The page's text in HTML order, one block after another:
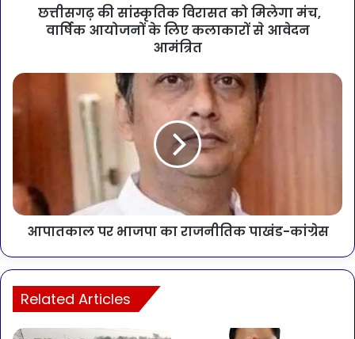
छत्तीसगढ़ की सांस्कृतिक विरासत को मिलेगा मंच,
वार्षिक आयोजनों के लिए कलाकारों से आवेदन
आमंत्रित
आपातकाल पर भाजपा का राजनीतिक पाखंड-कांग्रेस
Related Articles